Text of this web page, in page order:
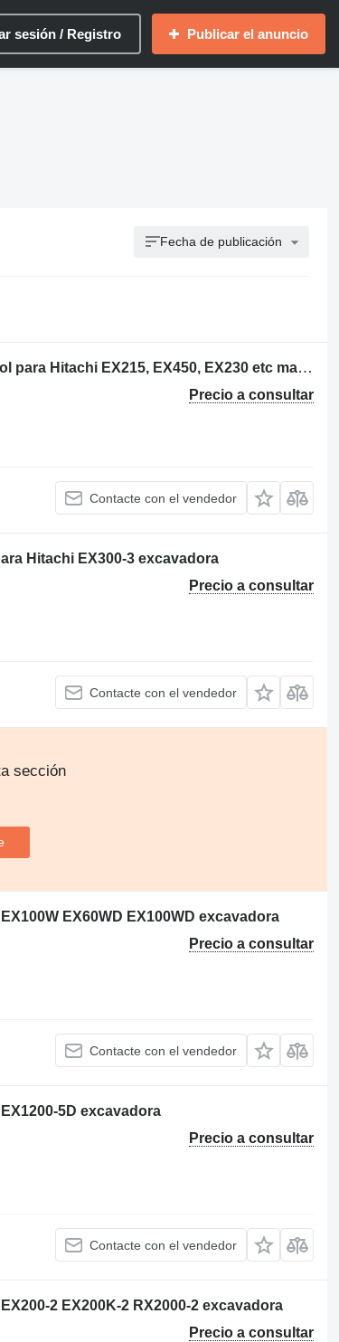
sesión / Registro Publicar el anuncio
Fecha de publicación
Calculator pentru Excavatoare unidad de control para Hitachi EX215, EX450, EX230 etc maquinaria de construcción
Precio a consultar
Contacte con el vendedor
Hitachi EX300-3 excavadora
Precio a consultar
Contacte con el vendedor
sección
EX60WD EX100WD excavadora
Precio a consultar
Contacte con el vendedor
5D excavadora
Precio a consultar
Contacte con el vendedor
2 EX200K-2 RX2000-2 excavadora
Precio a consultar